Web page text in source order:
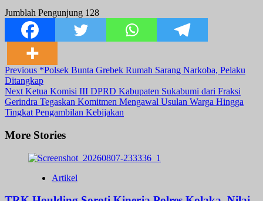
Jumblah Pengunjung 128
Post
Navigation
Previous *Polsek Bunta Grebek Rumah Sarang Narkoba, Pelaku
Ditangkap
Next Ketua Komisi III DPRD Kabupaten Sukabumi dari Fraksi
Gerindra Tegaskan Komitmen Mengawal Usulan Warga Hingga
Tingkat Pengambilan Kebijakan
More Stories
Artikel